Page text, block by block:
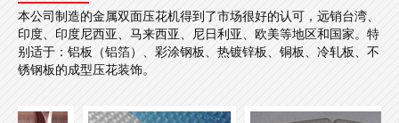
本公司制造的金属双面压花机得到了市场很好的认可，远销台湾、
印度、印度尼西亚、马来西亚、尼日利亚、欧美等地区和国家。特
别适于：铝板（铝箔）、彩涂钢板、热镀锌板、铜板、冷轧板、不
锈钢板的成型压花装饰。